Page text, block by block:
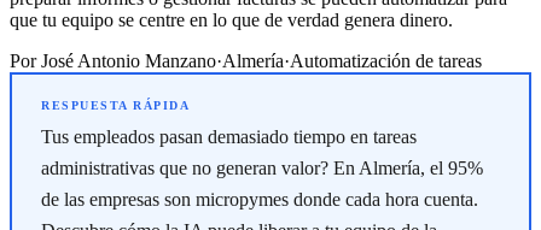
que tu equipo se centre en lo que de verdad genera dinero.
PorJosé Antonio Manzano·Almería·Automatización de tareas
Tus empleados pasan demasiado tiempo en tareas
administrativas que no generan valor? En Almería, el 95%
de las empresas son micropymes donde cada hora cuenta.